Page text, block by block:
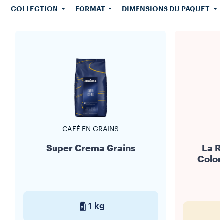
de
Horeca
profil
COLLECTION FORMAT DIMENSIONS DU PAQUET
CAFÉ EN GRAINS
Super Crema Grains
1 kg
La